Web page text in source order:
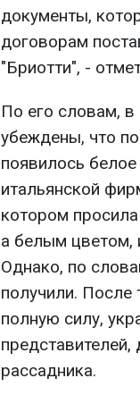
документы,
договорам
"Бриотти", -
По его словам,
убеждены, что
появилось
итальянской
котором
а белым цветом,
Однако, по
получили. После
полную силу,
рассадника.